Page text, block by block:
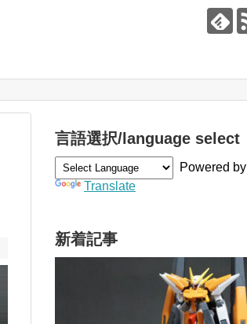
言語選択/language select
Powered by
Translate
新着記事